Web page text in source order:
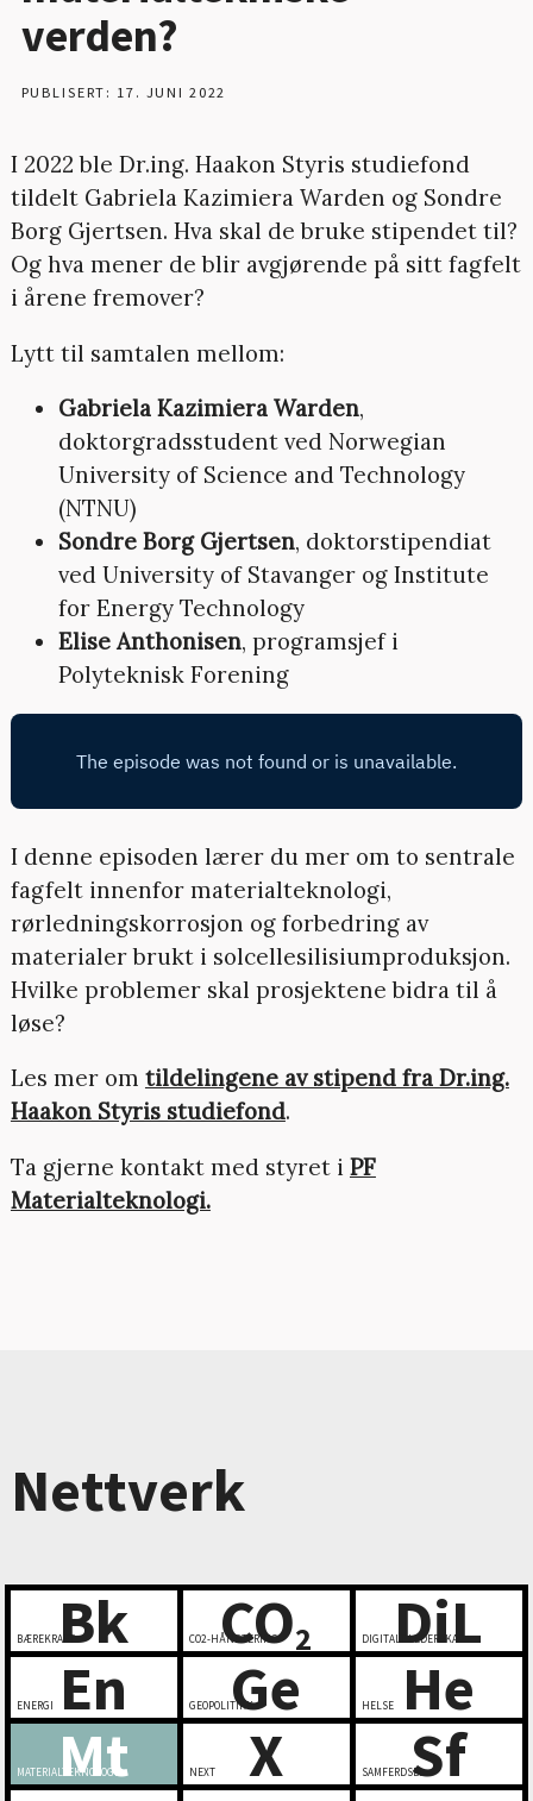
verden?
PUBLISERT: 17. JUNI 2022
I 2022 ble Dr.ing. Haakon Styris studiefond
tildelt Gabriela Kazimiera Warden og Sondre
Borg Gjertsen. Hva skal de bruke stipendet til?
Og hva mener de blir avgjørende på sitt fagfelt
i årene fremover?
Lytt til samtalen mellom:
Gabriela Kazimiera Warden,
doktorgradsstudent ved Norwegian
University of Science and Technology
(NTNU)
Sondre Borg Gjertsen, doktorstipendiat
ved University of Stavanger og Institute
for Energy Technology
Elise Anthonisen, programsjef i
Polyteknisk Forening
I denne episoden lærer du mer om to sentrale
fagfelt innenfor materialteknologi,
rørledningskorrosjon og forbedring av
materialer brukt i solcellesilisiumproduksjon.
Hvilke problemer skal prosjektene bidra til å
løse?
Les mer om tildelingene av stipend fra Dr.ing.
Haakon Styris studiefond.
Ta gjerne kontakt med styret i PF
Materialteknologi.
Nettverk
Bk
BÆREKRAFT CO2
CO2-HÅNDTERING DiL
DIGITALT LEDERSKAP
En
ENERGI Ge
GEOPOLITIKK He
HELSE
Mt
MATERIALTEKNOLOGI X
NEXT Sf
SAMFERDSEL